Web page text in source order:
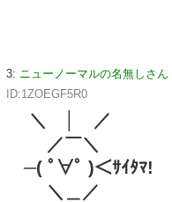
3: ニューノーマルの名無しさん
ID:1ZOEGF5R0
＼ │ ／
／￣＼
─( ﾟ∀ﾟ )＜ｻｲﾀﾏ!
＼＿／